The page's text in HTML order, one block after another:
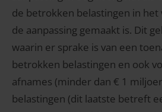
de betrokken belastingen in het
de aanpassing gemaakt is. Dit
waarin er sprake is van een
betrokken belastingen en ook
afnames (minder dan € 1
belastingen (dit laatste betreft